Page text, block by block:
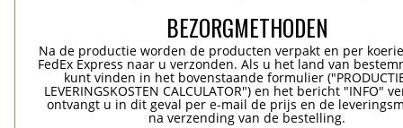
BEZORGMETHODEN
Na de productie worden de producten verpakt en per
FedEx Express naar u verzonden. Als u het land van
kunt vinden in het bovenstaande formulier
LEVERINGSKOSTEN CALCULATOR") en het bericht "INFO"
ontvangt u in dit geval per e-mail de prijs en de
na verzending van de bestelling.